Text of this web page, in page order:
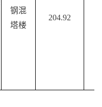
钢混
塔楼
204.92